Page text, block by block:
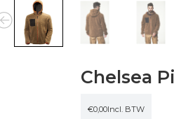
Chelsea
€0,00Incl. BTW